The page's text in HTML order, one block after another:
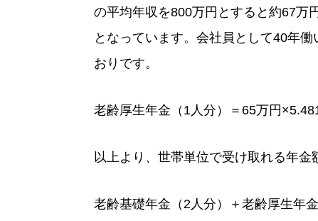
の平均年収を800万円とすると約67万
となっています。会社員として40年
おりです。
老齢厚生年金（1人分）＝65万円
以上より、世帯単位で受け取れる年金
老齢基礎年金（2人分）＋老齢厚生年金